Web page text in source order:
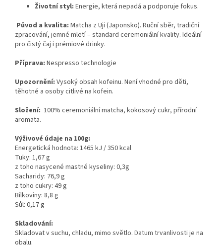
Životní styl: Energie, která nepadá a podporuje fokus.
Původ a kvalita: Matcha z Uji (Japonsko). Ruční sběr, tradiční
zpracování, jemné mletí – standard ceremoniální kvality. Ideální
pro čistý čaj i prémiové drinky.
Příprava: Nespresso technologie
Upozornění: Vysoký obsah kofeinu. Není vhodné pro děti,
těhotné a osoby citlivé na kofein.
Složení: 100% ceremoniální matcha, kokosový cukr, přírodní
aromata.
Výživové údaje na 100g:
Energetická hodnota: 1465 kJ / 350 kcal
Tuky: 1,67 g
z toho nasycené mastné kyseliny: 0,3g
Sacharidy: 76,9 g
z toho cukry: 49 g
Bílkoviny: 8,8 g
Sůl: 0,17 g
Skladování:
Skladovat v suchu, chladu, mimo světlo. Datum trvanlivosti je na
obalu.